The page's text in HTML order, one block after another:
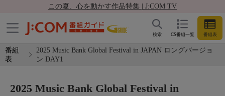
この夏、心を動かす作品特集 | J:COM TV
CS番組一覧 番組表
検索
番組
表
2025 Music Bank Global Festival in JAPAN ロングバージョ
ン DAY1
2025 Music Bank Global Festival in